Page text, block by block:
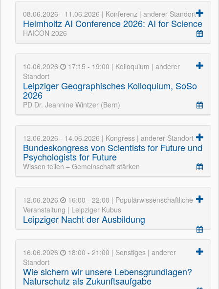
08.06.2026 - 11.06.2026 | Konferenz | anderer Standort
Helmholtz AI Conference 2026: AI for Science
HAICON 2026
10.06.2026
17:15 - 19:00 | Kolloquium | anderer
Standort
Leipziger Geographisches Kolloquium, SoSo
2026
PD Dr. Jeannine Wintzer (Bern)
12.06.2026 - 14.06.2026 | Kongress | anderer Standort
Bundeskongress von Scientists for Future und
Psychologists for Future
Wissen teilen – Gemeinschaft stärken
12.06.2026
16:00 - 22:00 | Populärwissenschaftliche
Veranstaltung | Leipziger Kubus
Leipziger Nacht der Ausbildung
16.06.2026
18:00 - 21:00 | Sonstiges | anderer
Standort
Wie sichern wir unsere Lebensgrundlagen?
Naturschutz als Zukunftsaufgabe